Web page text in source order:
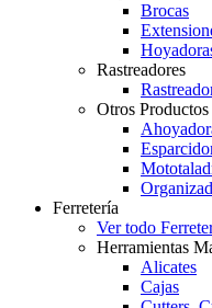
Brocas
Rastreadores
Otros Productos
Ferretería
Ver todo
Herramientas
Alicates
Cajas